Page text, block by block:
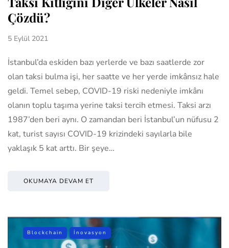
Çözdü?
5 Eylül 2021
İstanbul’da eskiden bazı yerlerde ve bazı saatlerde zor
olan taksi bulma işi, her saatte ve her yerde imkânsız hale
geldi. Temel sebep, COVID-19 riski nedeniyle imkânı
olanın toplu taşıma yerine taksi tercih etmesi. Taksi arzı
1987’den beri aynı. O zamandan beri İstanbul’un nüfusu 2
kat, turist sayısı COVID-19 krizindeki sayılarla bile
yaklaşık 5 kat arttı. Bir şeye…
OKUMAYA DEVAM ET
Blockchain İnovasyon